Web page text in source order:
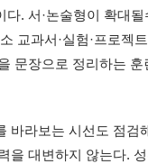
. 서·논술형이 확대될
교과서·실험·프로젝
문장으로 정리하는 훈
바라보는 시선도 점검
을 대변하지 않는다.